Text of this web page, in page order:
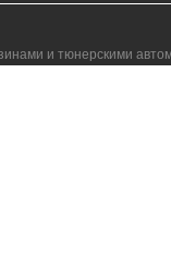
и тюнерскими